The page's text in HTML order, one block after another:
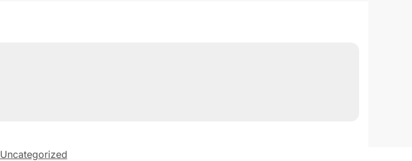
Uncategorized